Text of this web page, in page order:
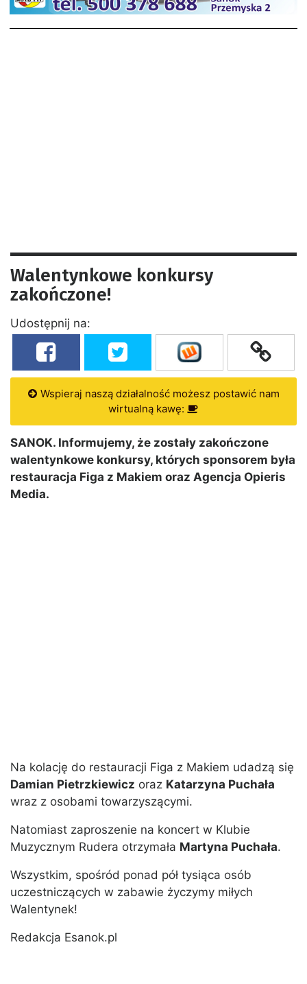
Walentynkowe konkursy
zakończone!
Udostępnij na:
Wspieraj naszą działalność możesz postawić nam
wirtualną kawę:
SANOK. Informujemy, że zostały zakończone
walentynkowe konkursy, których sponsorem była
restauracja Figa z Makiem oraz Agencja Opieris
Media.
Na kolację do restauracji Figa z Makiem udadzą się
Damian Pietrzkiewicz oraz Katarzyna Puchała
wraz z osobami towarzyszącymi.
Natomiast zaproszenie na koncert w Klubie
Muzycznym Rudera otrzymała Martyna Puchała.
Wszystkim, spośród ponad pół tysiąca osób
uczestniczących w zabawie życzymy miłych
Walentynek!
Redakcja Esanok.pl